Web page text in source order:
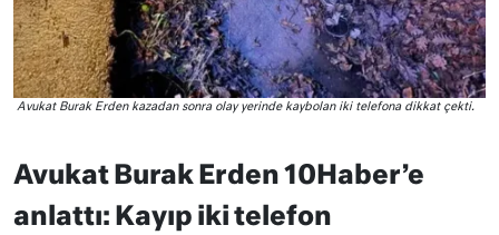
Avukat Burak Erden kazadan sonra olay yerinde kaybolan iki telefona dikkat çekti.
Avukat Burak Erden 10Haber’e
anlattı: Kayıp iki telefon